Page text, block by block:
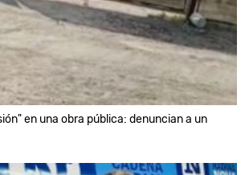
en una obra pública: denuncian a un